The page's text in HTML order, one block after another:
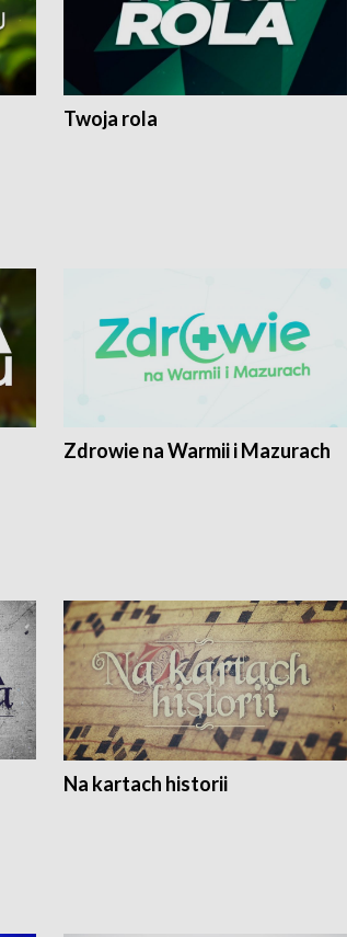
Twoja rola
Zdrowie na Warmii i Mazurach
Na kartach historii